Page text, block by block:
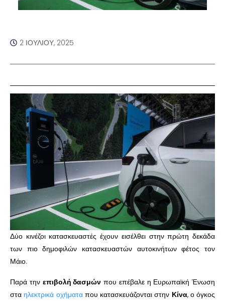
2 ΙΟΥΛΊΟΥ, 2025
Δύο κινέζοι κατασκευαστές έχουν εισέλθει στην πρώτη δεκάδα
των πιο δημοφιλών κατασκευαστών αυτοκινήτων φέτος τον
Μάιο.
Παρά την επιβολή δασμών που επέβαλε η Ευρωπαϊκή Ένωση
σταηλεκτρικά οχήματαπου κατασκευάζονται στην Κίνα, ο όγκος